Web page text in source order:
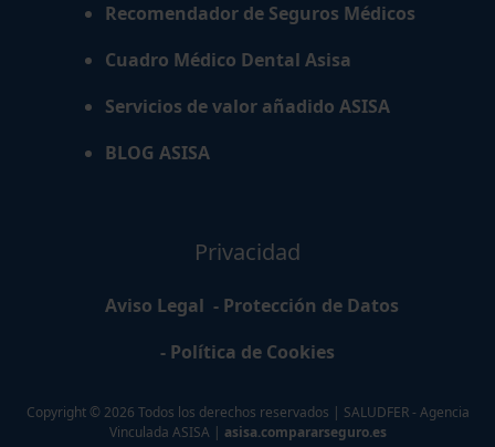
Recomendador de Seguros Médicos
Cuadro Médico Dental Asisa
Servicios de valor añadido ASISA
BLOG ASISA
Privacidad
Aviso Legal - Protección de Datos
- Política de Cookies
Copyright © 2026 Todos los derechos reservados | SALUDFER - Agencia
Vinculada ASISA | asisa.compararseguro.es